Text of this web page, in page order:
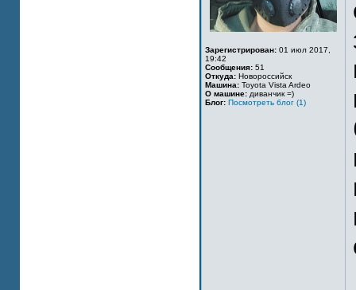
Зарегистрирован: 01 июл 2017,
19:42
Сообщения: 51
Откуда: Новороссийск
Машина: Toyota Vista Ardeo
О машине: диванчик =)
Блог: Посмотреть блог (1)